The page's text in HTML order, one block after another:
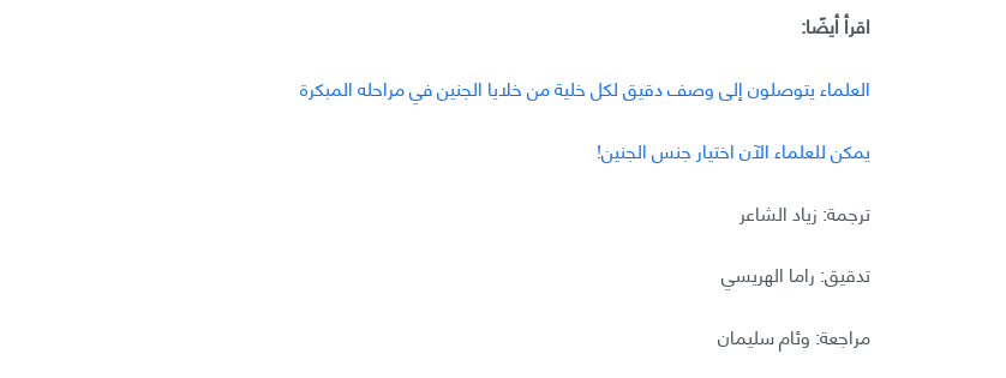
اقرأ أيضًا:
العلماء يتوصلون إلى وصف دقيق لكل خلية من خلايا الجنين في مراحله المبكرة
يمكن للعلماء الآن اختيار جنس الجنين!
ترجمة: زياد الشاعر
تدقيق: راما الهريسي
مراجعة: وئام سليمان